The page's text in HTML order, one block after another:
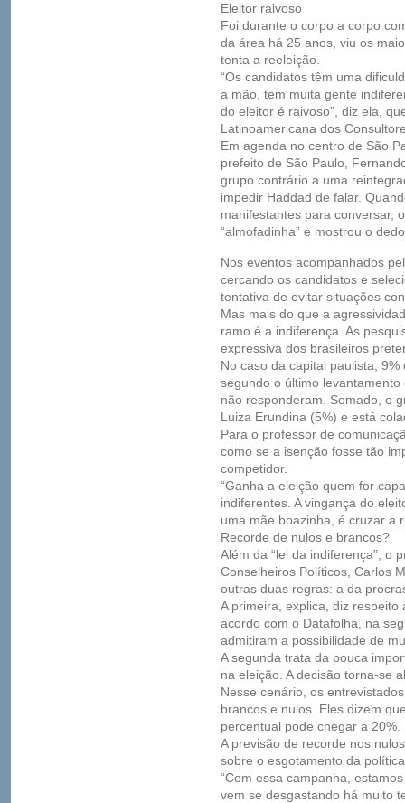
Eleitor raivoso
Foi durante o corpo a corpo
da área há 25 anos, viu os
tenta a reeleição.
“Os candidatos têm uma
a mão, tem muita gente
do eleitor é raivoso”, diz ela,
Latinoamericana dos
Em agenda no centro de São
prefeito de São Paulo,
grupo contrário a uma
impedir Haddad de falar.
manifestantes para conversar,
“almofadinha” e mostrou o
Nos eventos acompanhados
cercando os candidatos e
tentativa de evitar situações
Mas mais do que a
ramo é a indiferença. As
expressiva dos brasileiros
No caso da capital paulista,
segundo o último
não responderam. Somado, o
Luiza Erundina (5%) e está
Para o professor de
como se a isenção fosse tão
competidor.
“Ganha a eleição quem for
indiferentes. A vingança do
uma mãe boazinha, é cruzar a
Recorde de nulos e brancos?
Além da “lei da indiferença”, o
Conselheiros Políticos, Carlos
outras duas regras: a da
A primeira, explica, diz
acordo com o Datafolha, na
admitiram a possibilidade de
A segunda trata da pouca
na eleição. A decisão torna-se
Nesse cenário, os
brancos e nulos. Eles dizem
percentual pode chegar a 20%.
A previsão de recorde nos
sobre o esgotamento da
“Com essa campanha,
vem se desgastando há muito